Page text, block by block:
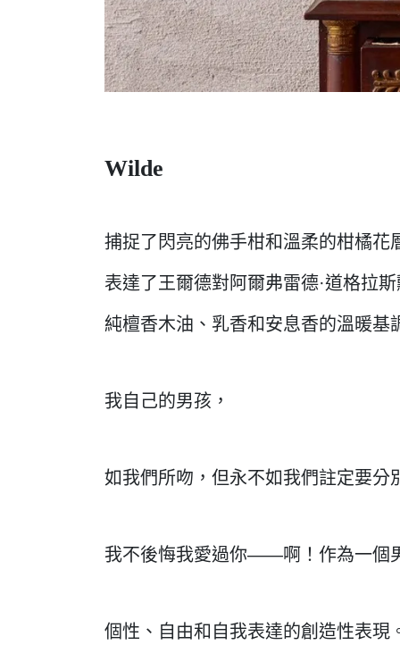
Wilde
捕捉了閃亮的佛手柑和溫柔的柑橘
表達了王爾德對阿爾弗雷德·道格拉
純檀香木油、乳香和安息香的溫暖
我自己的男孩，
如我們所吻，但永不如我們註定要分
我不後悔我愛過你——啊！作為一個
個性、自由和自我表達的創造性表現